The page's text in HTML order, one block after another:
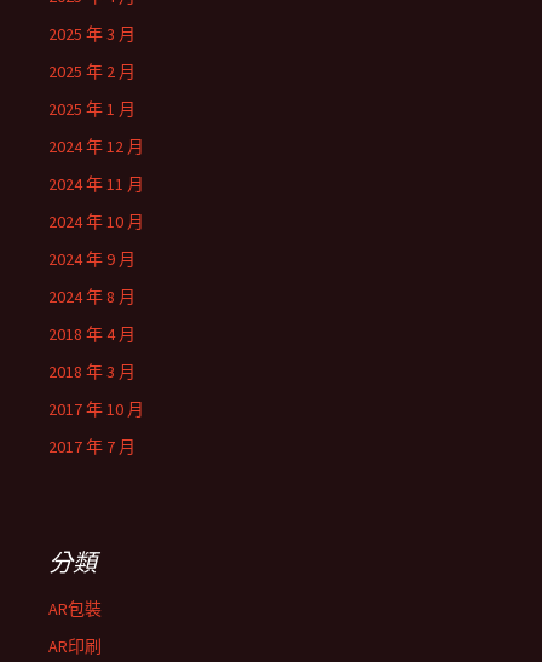
2025 年 3 月
2025 年 2 月
2025 年 1 月
2024 年 12 月
2024 年 11 月
2024 年 10 月
2024 年 9 月
2024 年 8 月
2018 年 4 月
2018 年 3 月
2017 年 10 月
2017 年 7 月
分類
AR包裝
AR印刷